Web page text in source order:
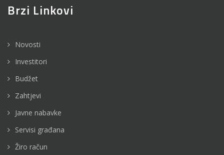
Brzi Linkovi
Novosti
Investitori
Budžet
Zahtjevi
Javne nabavke
Servisi građana
Žiro račun